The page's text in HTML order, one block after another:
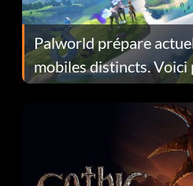
Palworld prépare
mobiles distincts. Voici